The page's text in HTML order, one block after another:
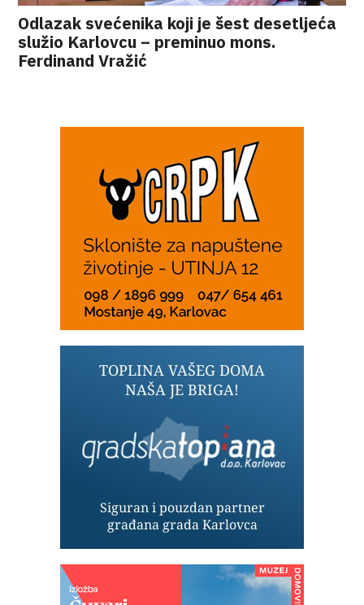
Odlazak svećenika koji je šest desetljeća
služio Karlovcu – preminuo mons.
Ferdinand Vražić